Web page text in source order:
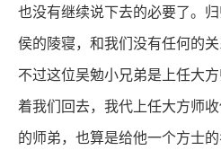
也没有继续说下去的必要了。
侯的陵寝，和我们没有任何的
不过这位吴勉小兄弟是上任大
着我们回去，我代上任大方师
的师弟，也算是给他一个方士